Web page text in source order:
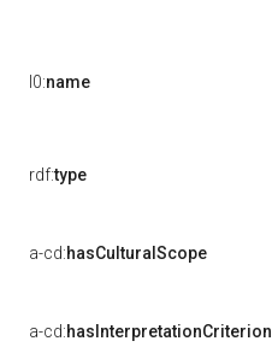
l0:name
rdf:type
a-cd:hasCulturalScope
a-cd:hasInterpretationCriterion